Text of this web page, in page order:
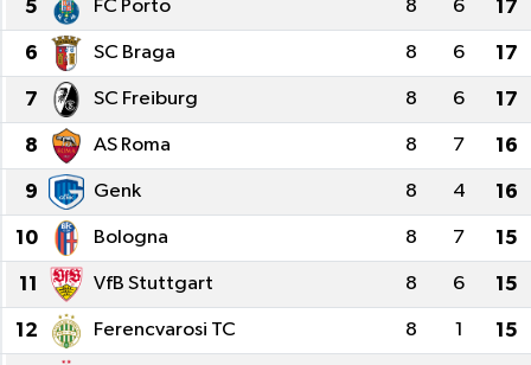
5 FC Porto 8 6 17
6 SC Braga 8 6 17
7 SC Freiburg 8 6 17
8 AS Roma 8 7 16
9 Genk 8 4 16
10 Bologna 8 7 15
11 VfB Stuttgart 8 6 15
12 Ferencvarosi TC 8 1 15
Haber Arşivi